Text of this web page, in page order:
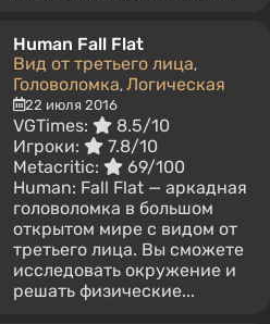
Human Fall Flat
Вид от третьего лица,
Головоломка, Логическая
22 июля 2016
VGTimes:
8.5/10
Игроки:
7.8/10
Metacritic:
69/100
Human: Fall Flat — аркадная
головоломка в большом
открытом мире с видом от
третьего лица. Вы сможете
исследовать окружение и
решать физические...